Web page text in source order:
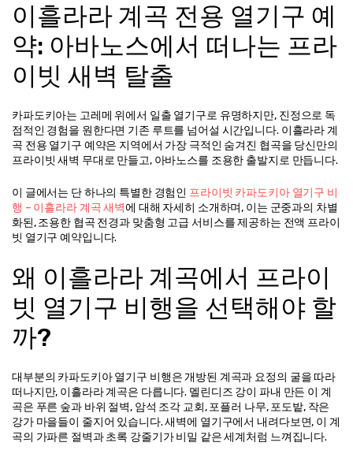
이흘라라 계곡 전용 열기구 예
약: 아바노스에서 떠나는 프라
이빗 새벽 탈출
카파도키아는 고레메 위에서 일출 열기구로 유명하지만, 진정으로 독
점적인 경험을 원한다면 기존 루트를 넘어설 시간입니다. 이흘라라 계
곡 전용 열기구 예약은 지역에서 가장 극적인 숨겨진 협곡을 당신만의
프라이빗 새벽 무대로 만들고, 아바노스를 조용한 출발지로 만듭니다.
이 글에서는 단 하나의 특별한 경험인 프라이빗 카파도키아 열기구 비
행 – 이흘라라 계곡 새벽에 대해 자세히 소개하며, 이는 군중과의 차별
화된, 조용한 협곡 전경과 맞춤형 고급 서비스를 제공하는 전액 프라이
빗 열기구 예약입니다.
왜 이흘라라 계곡에서 프라이
빗 열기구 비행을 선택해야 할
까?
대부분의 카파도키아 열기구 비행은 개방된 계곡과 요정의 굴을 따라
떠나지만, 이흘라라 계곡은 다릅니다. 멜린디즈 강이 파내 만든 이 계
곡은 푸른 숲과 바위 절벽, 암석 조각 교회, 포플러 나무, 포도밭, 작은
강가 마을들이 줄지어 있습니다. 새벽에 열기구에서 내려다보면, 이 계
곡의 가파른 절벽과 초록 강줄기가 비밀 같은 세계처럼 느껴집니다.